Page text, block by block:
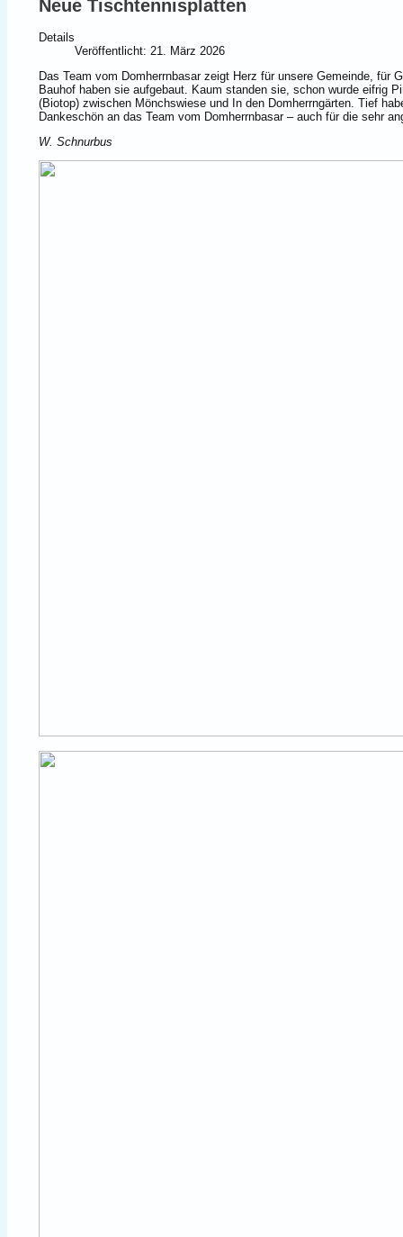
Neue Tischtennisplatten
Details
Veröffentlicht: 21. März 2026
Das Team vom Domherrnbasar zeigt Herz für unsere Gemeinde,
Bauhof haben sie aufgebaut. Kaum standen sie, schon wurde eifrig
(Biotop) zwischen Mönchswiese und In den Domherrngärten. Tief
Dankeschön an das Team vom Domherrnbasar – auch für die sehr
W. Schnurbus